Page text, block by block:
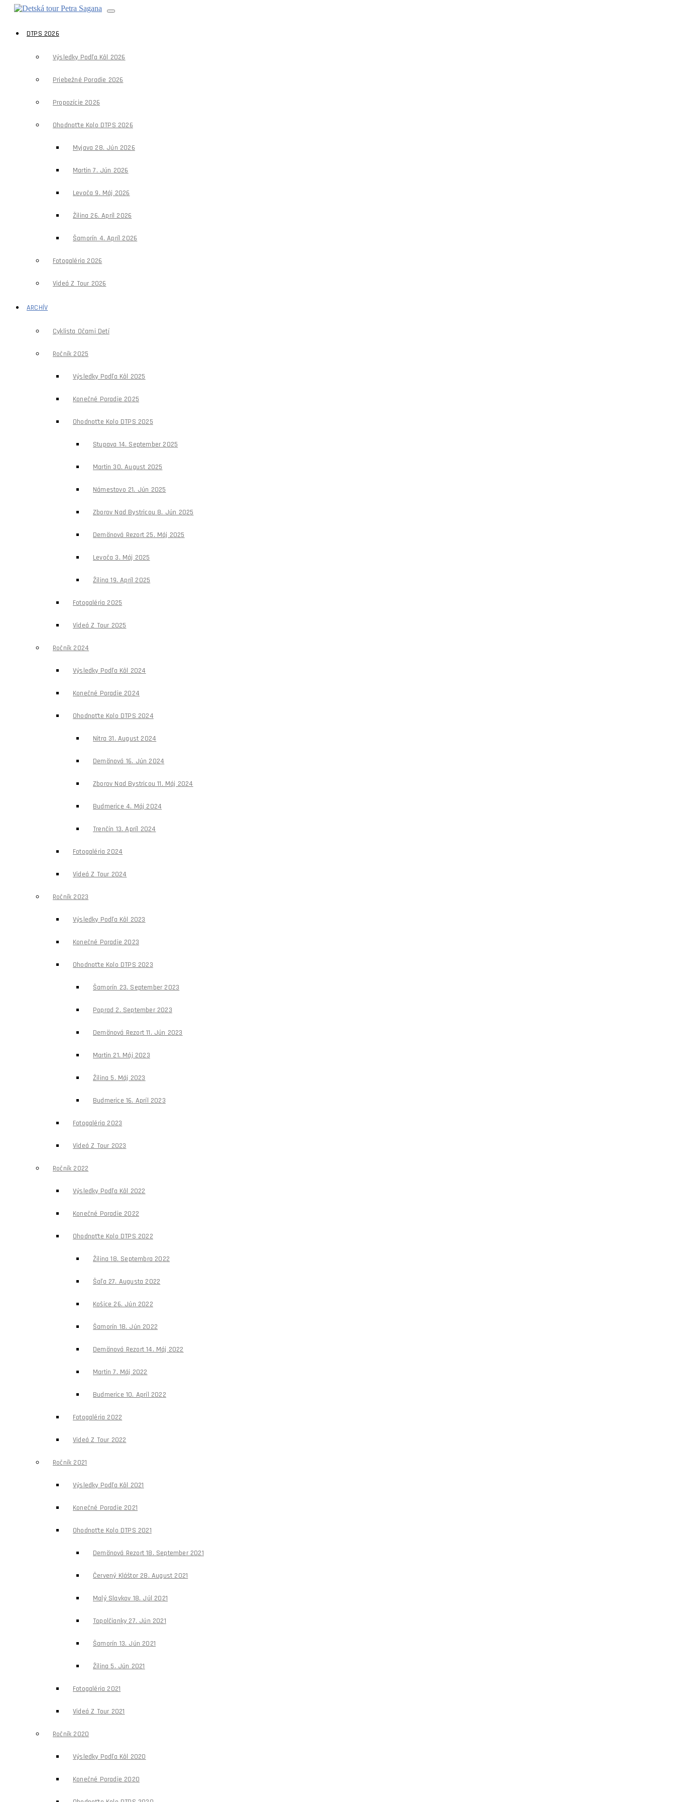
DTPS 2026
Výsledky Podľa Kôl 2026
Priebežné Poradie 2026
Propozície 2026
Ohodnoťte Kolo DTPS 2026
Myjava 28. Jún 2026
Martin 7. Jún 2026
Levoča 9. Máj 2026
Žilina 26. Apríl 2026
Šamorín 4. Apríl 2026
Fotogaléria 2026
Videá Z Tour 2026
ARCHÍV
Cyklista Očami Detí
Ročník 2025
Výsledky Podľa Kôl 2025
Konečné Poradie 2025
Ohodnoťte Kolo DTPS 2025
Stupava 14. September 2025
Martin 30. August 2025
Námestovo 21. Jún 2025
Zborov Nad Bystricou 8. Jún 2025
Demänová Rezort 25. Máj 2025
Levoča 3. Máj 2025
Žilina 19. Apríl 2025
Fotogaléria 2025
Videá Z Tour 2025
Ročník 2024
Výsledky Podľa Kôl 2024
Konečné Poradie 2024
Ohodnoťte Kolo DTPS 2024
Nitra 31. August 2024
Demänová 16. Jún 2024
Zborov Nad Bystricou 11. Máj 2024
Budmerice 4. Máj 2024
Trenčín 13. Apríl 2024
Fotogaléria 2024
Videá Z Tour 2024
Ročník 2023
Výsledky Podľa Kôl 2023
Konečné Poradie 2023
Ohodnoťte Kolo DTPS 2023
Šamorín 23. September 2023
Poprad 2. September 2023
Demänová Rezort 11. Jún 2023
Martin 21. Máj 2023
Žilina 5. Máj 2023
Budmerice 16. Apríl 2023
Fotogaléria 2023
Videá Z Tour 2023
Ročník 2022
Výsledky Podľa Kôl 2022
Konečné Poradie 2022
Ohodnoťte Kolo DTPS 2022
Žilina 18. Septembra 2022
Šaľa 27. Augusta 2022
Košice 26. Jún 2022
Šamorín 18. Jún 2022
Demänová Rezort 14. Máj 2022
Martin 7. Máj 2022
Budmerice 10. Apríl 2022
Fotogaléria 2022
Videá Z Tour 2022
Ročník 2021
Výsledky Podľa Kôl 2021
Konečné Poradie 2021
Ohodnoťte Kolo DTPS 2021
Demänová Rezort 18. September 2021
Červený Kláštor 28. August 2021
Malý Slavkov 18. Júl 2021
Topolčianky 27. Jún 2021
Šamorín 13. Jún 2021
Žilina 5. Jún 2021
Fotogaléria 2021
Videá Z Tour 2021
Ročník 2020
Výsledky Podľa Kôl 2020
Konečné Poradie 2020